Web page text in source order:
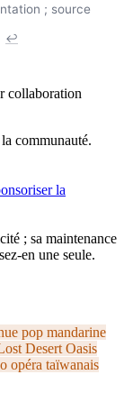
; source
↩
collaboration
communauté.
la
; sa maintenance
en une seule.
pop mandarine
Desert Oasis
opéra taïwanais